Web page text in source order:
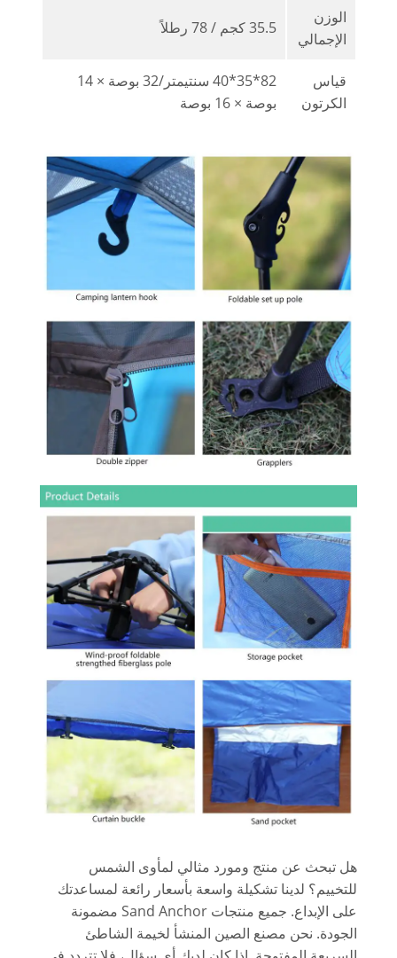
الوزن
الإجمالي
35.5 كجم / 78 رطلاً
قياس
الكرتون
82*35*40 سنتيمتر/32 بوصة × 14
بوصة × 16 بوصة
هل تبحث عن منتج ومورد مثالي لمأوى الشمس
للتخييم؟ لدينا تشكيلة واسعة بأسعار رائعة لمساعدتك
على الإبداع. جميع منتجات Sand Anchor مضمونة
الجودة. نحن مصنع الصين المنشأ لخيمة الشاطئ